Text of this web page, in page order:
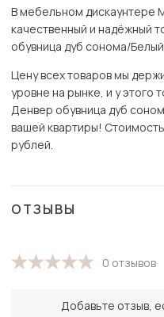
В мебельном дискаунтере
качественный и надёжный
обувница дуб сонома/
Цену всех товаров мы
уровне на рынке, и у этого
Денвер обувница дуб
вашей квартиры!
рублей.
ОТЗЫВЫ
0 отзывов
Добавьте отзыв,